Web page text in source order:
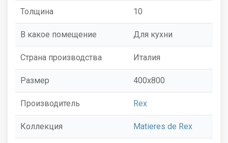
Толщина 10
В какое помещение Для кухни
Страна производства Италия
Размер 400x800
Производитель Rex
Коллекция Matieres de Rex